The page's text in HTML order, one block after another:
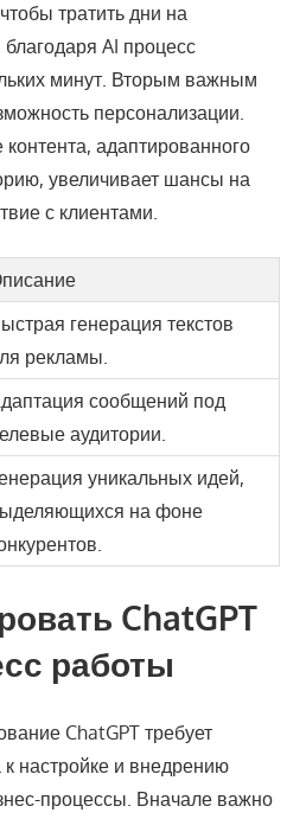
тратить дни на
AI процесс
минут. Вторым важным
персонализации.
адаптированного
увеличивает шансы на
с клиентами.
генерация текстов
рекламы.
сообщений под
аудитории.
уникальных идей,
на фоне
ChatGPT
работы
ChatGPT требует
настройке и внедрению
процессы. Вначале важно